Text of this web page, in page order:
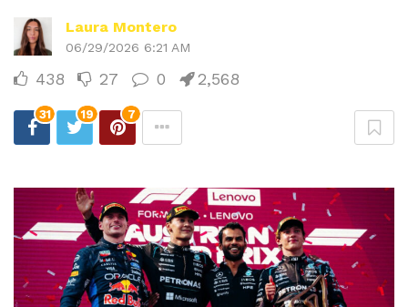
Laura Montero
06/29/2026 6:21 AM
438 27 0 2,568
31 19 7